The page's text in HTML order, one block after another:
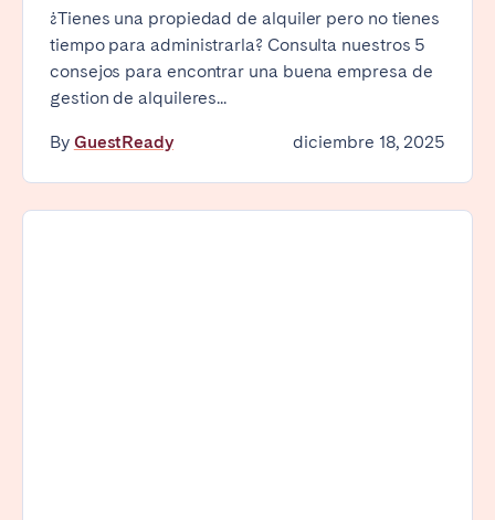
¿Tienes una propiedad de alquiler pero no tienes
tiempo para administrarla? Consulta nuestros 5
consejos para encontrar una buena empresa de
gestion de alquileres...
By GuestReady diciembre 18, 2025